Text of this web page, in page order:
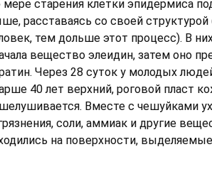
мере старения клетки эпидермиса
расставаясь со своей
тем дольше этот процесс). В
вещество элеидин, затем оно
Через 28 суток у молодых
40 лет верхний, роговой пласт
Вместе с чешуйками
соли, аммиак и другие
на поверхности,